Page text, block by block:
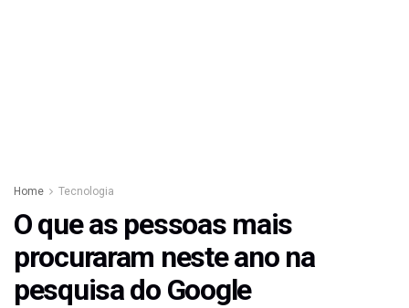
Home Tecnologia
O que as pessoas mais
procuraram neste ano na
pesquisa do Google